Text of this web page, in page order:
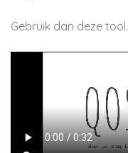
Gebruik dan deze tool.